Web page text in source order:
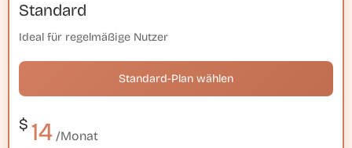
Standard
Ideal für regelmäßige Nutzer
Standard-Plan wählen
$ 14 /Monat